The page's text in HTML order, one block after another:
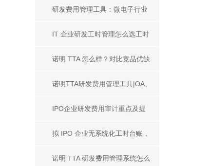
研发工时管理系统做好研发人员
成本合规核算？
研发费用管理工具：微电子行业
合规控本核心解决方案
IT 企业研发工时管理怎么选工时
管理系统？主流工具选型指南
诺明 TTA 怎么样？对比竞品优缺
点分析
诺明TTA研发费用管理工具|OA、
ERP、财务系统集成
IPO企业研发费用审计重点及提
升审计通过率实操指南
拟 IPO 企业无系统化工时台账，
如何用工时系统补齐人工成本审
诺明 TTA 研发费用管理系统怎么